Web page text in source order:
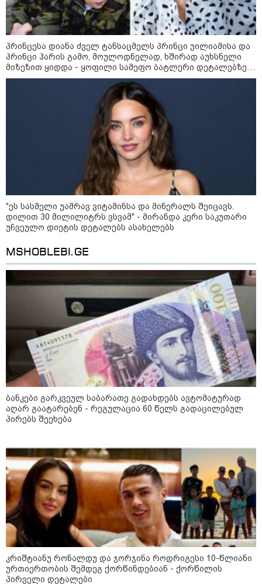
დაფუძნებული კრიპტოკომპანია
დაასანქცირა
18:35 / 08-08-2026
"ბულგარეთის საჰაერო
სივრცეში დრონი აფეთქდა" -
ბულგარეთის პრემიერ-მინისტრი
17:13 / 08-08-2026
"დასავლეთმა საქართველო
ჩვენ წინააღმდეგ
გეოპოლიტიკური ბრძოლის
უგუნურ იარაღად გამოიყენა" -
დიმიტრი მედვედევი
განგაშის წითელი დონე
გამოაცხადა
კატეგორიის ყველა სიახლე
ვახტანგ კაპანაძე - დიახ, ომი
აშშ-მა საქართველოში
დაფუძნებული კრიპტოკომპანია
დაასანქცირა
„ნაციონალური მოძრაობა“ -
სიმბოლურია, რომ კობახიძის
მოღალატეობრივი განცხადება
პრინცესა დიანა ძველ ტანსაცმელს პრინცი უილიამისა და
პრინცი ჰარის გამო, მოულოდნელად, ხშირად აუხსნელი
მიზეზით ყიდდა - ყოფილი სამეფო ბატლერი დეტალებზე
საკუთარ წიგნში საუბრობს
"ეს სასმელი უამრავ ვიტამინსა და მინერალს შეიცავს.
დილით 30 მილილიტრს ვსვამ" - მირანდა კერი საკუთარი
უჩვეულო დიეტის დეტალებს ასახელებს
MSHOBLEBI.GE
ბანკები გარკვეულ საბარათე გადახდებს ავტომატურად
აღარ გაატარებენ - რეგულაცია 60 წელს გადაცილებულ
პირებს შეეხება
კრიშტიანუ რონალდუ და ჯორჯინა როდრიგესი 10-წლიანი
ურთიერთობის შემდეგ ქორწინდებიან - ქორწილის
პირველი დეტალები